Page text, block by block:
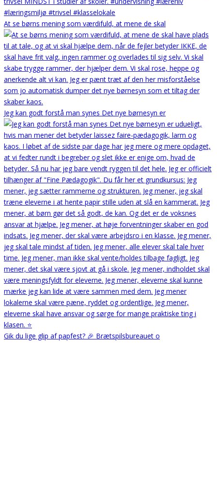
At se børns mening som værdifuld, at mene de skal
Jeg kan godt forstå man synes Det nye børnesyn er
Gik du lige glip af papfest? 🎉 Brætspilsbureauet o